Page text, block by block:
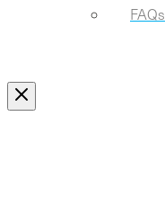
FAQs